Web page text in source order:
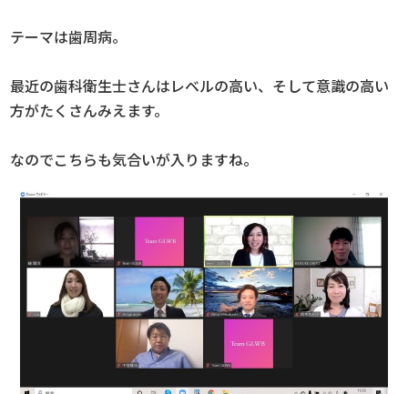
テーマは歯周病。
最近の歯科衛生士さんはレベルの高い、そして意識の高い
方がたくさんみえます。
なのでこちらも気合いが入りますね。